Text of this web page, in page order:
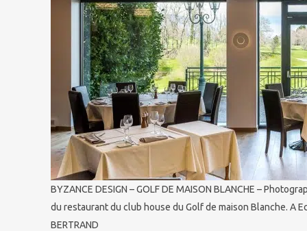
BYZANCE DESIGN – GOLF DE MAISON BLANCHE –
du restaurant du club house du Golf de maison Blanche. A
BERTRAND